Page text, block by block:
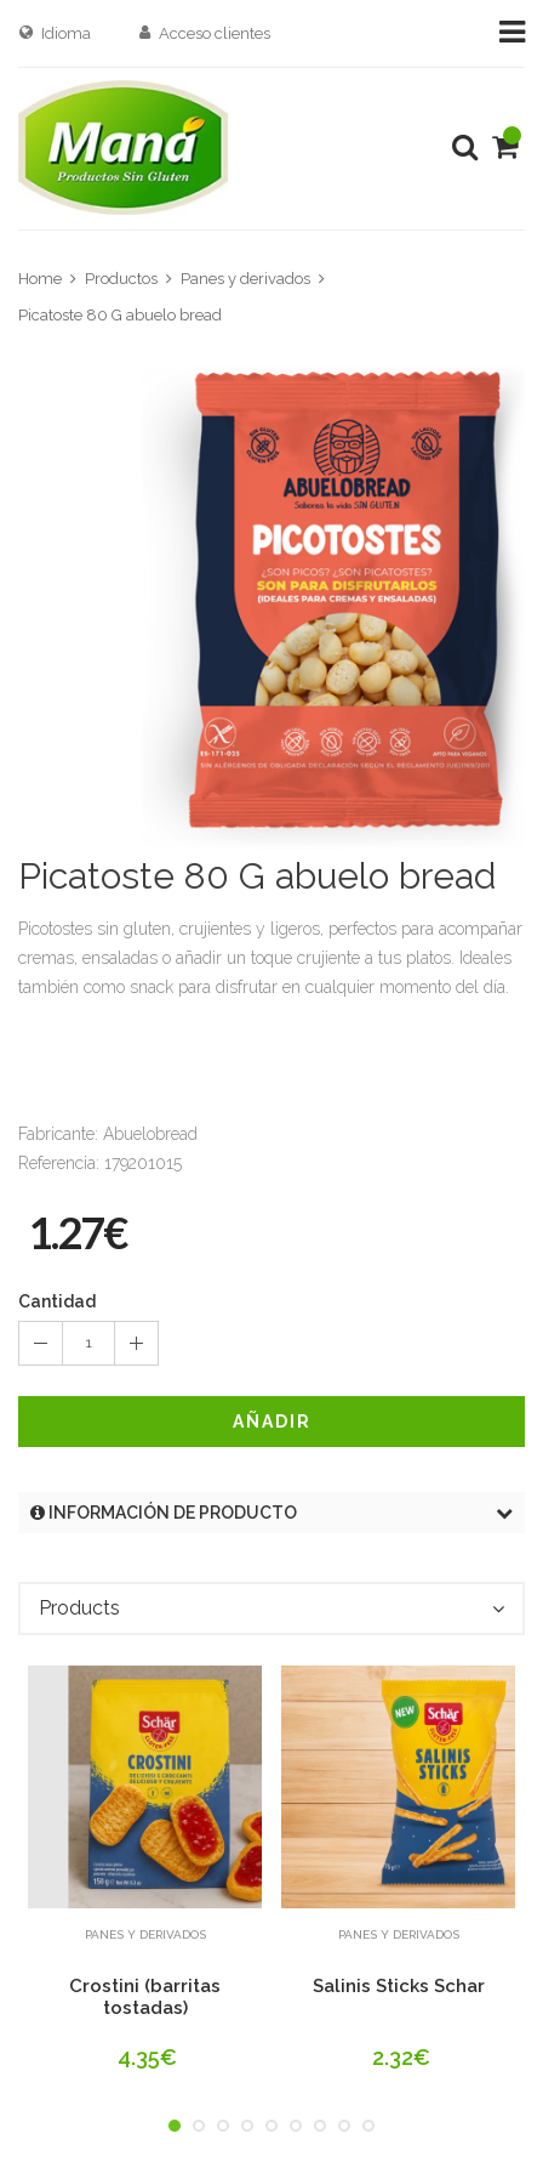
Idioma Acceso clientes
Home Productos
Panes y derivados
Picatoste 80 G abuelo bread
Picatoste 80 G abuelo bread
Picotostes sin gluten, crujientes y ligeros, perfectos para acompañar
cremas, ensaladas o añadir un toque crujiente a tus platos. Ideales
también como snack para disfrutar en cualquier momento del día.
Fabricante: Abuelobread
Referencia: 179201015
1.27€
Cantidad
1
AÑADIR
INFORMACIÓN DE PRODUCTO
Products
Añadir
PANES Y DERIVADOS
Crostini (barritas
tostadas)
4.35€
Añadir
PANES Y DERIVADOS
Salinis Sticks Schar
2.32€